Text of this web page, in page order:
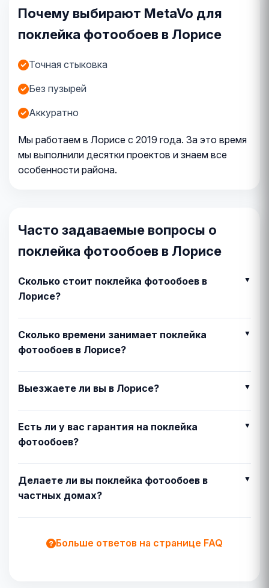
Почему выбирают MetaVo для
поклейка фотообоев в Лорисе
Точная стыковка
Без пузырей
Аккуратно
Мы работаем в Лорисе с 2019 года. За это время
мы выполнили десятки проектов и знаем все
особенности района.
Часто задаваемые вопросы о
поклейка фотообоев в Лорисе
Сколько стоит поклейка фотообоев в
Лорисе?
Сколько времени занимает поклейка
фотообоев в Лорисе?
Выезжаете ли вы в Лорисе?
Есть ли у вас гарантия на поклейка
фотообоев?
Делаете ли вы поклейка фотообоев в
частных домах?
Больше ответов на странице FAQ